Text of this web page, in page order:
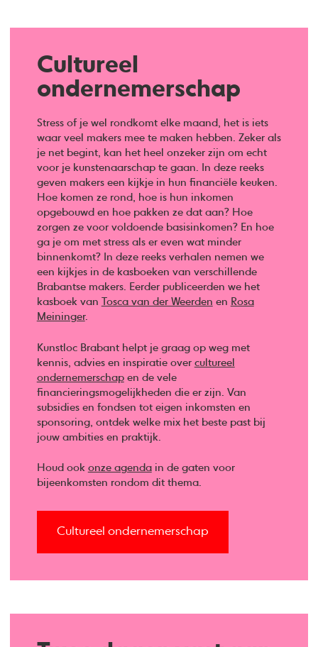
Cultureel
ondernemerschap
Stress of je wel rondkomt elke maand, het is iets
waar veel makers mee te maken hebben. Zeker als
je net begint, kan het heel onzeker zijn om echt
voor je kunstenaarschap te gaan. In deze reeks
geven makers een kijkje in hun financiële keuken.
Hoe komen ze rond, hoe is hun inkomen
opgebouwd en hoe pakken ze dat aan? Hoe
zorgen ze voor voldoende basisinkomen? En hoe
ga je om met stress als er even wat minder
binnenkomt? In deze reeks verhalen nemen we
een kijkjes in de kasboeken van verschillende
Brabantse makers. Eerder publiceerden we het
kasboek van
Tosca van der Weerden en Rosa
Meininger.
Kunstloc Brabant helpt je graag op weg met
kennis, advies en inspiratie over cultureel
ondernemerschapen de vele
financieringsmogelijkheden die er zijn. Van
subsidies en fondsen tot eigen inkomsten en
sponsoring, ontdek welke mix het beste past bij
jouw ambities en praktijk.
Houd ook onze agendain de gaten voor
bijeenkomsten rondom dit thema.
Cultureel ondernemerschap